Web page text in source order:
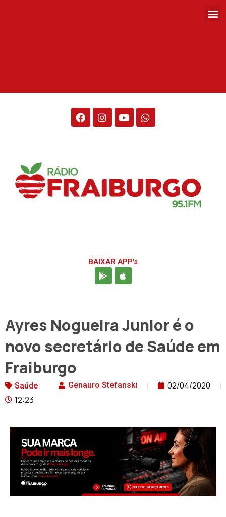
BAIXAR APP's
Ayres Nogueira Junior é o
novo secretário de Saúde em
Fraiburgo
Saúde Genauro Stefanski
02/04/2020
12:23